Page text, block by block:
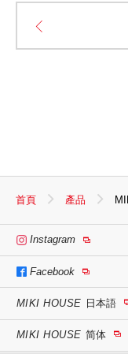
首頁 產品
Instagram
Facebook
MIKI HOUSE 日本語
MIKI HOUSE 简体